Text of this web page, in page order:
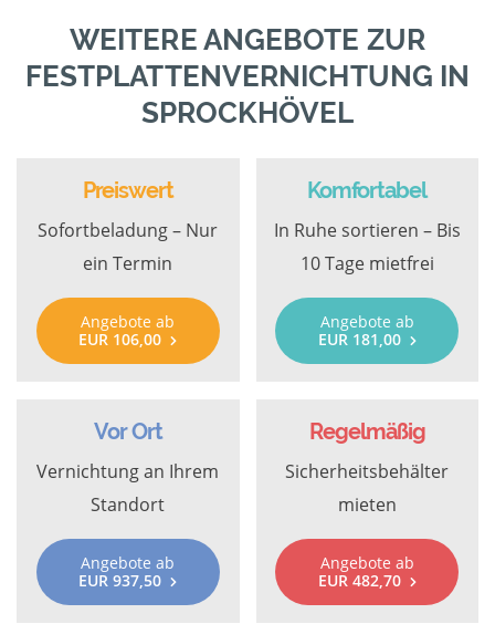
WEITERE ANGEBOTE ZUR
FESTPLATTENVERNICHTUNG IN
SPROCKHÖVEL
Preiswert
Sofortbeladung – Nur
ein Termin
Angebote ab
EUR 106,00
Komfortabel
In Ruhe sortieren – Bis
10 Tage mietfrei
Angebote ab
EUR 181,00
Vor Ort
Vernichtung an Ihrem
Standort
Angebote ab
EUR 937,50
Regelmäßig
Sicherheitsbehälter
mieten
Angebote ab
EUR 482,70